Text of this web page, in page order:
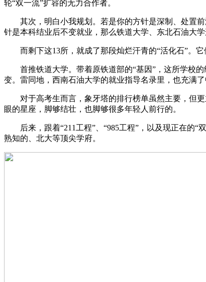
轮“双一流”扩容的无力合作者。
其次，明白小我规划。若是你的方针是深制、处置前
针是本科结业后不变就业，那么铁道大学、东北石油大
而剩下这13所，就成了那段灿烂汗青的“活化石”。它
首推铁道大学。带着原铁道部的“基因”，这所学校的
变。雷同地，西南石油大学的就业指导名录里，也充满
对于高考生而言，象牙塔的排行榜单虽然主要，但更
眼的星座，脚够结壮，也脚够很多年轻人前行的。
后来，跟着“211工程”、“985工程”，以及现正在的“
熟知的、北大等顶尖学府。